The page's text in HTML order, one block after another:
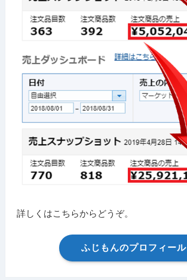
詳しくはこちらからどうぞ。
ふじもんのプロフィール